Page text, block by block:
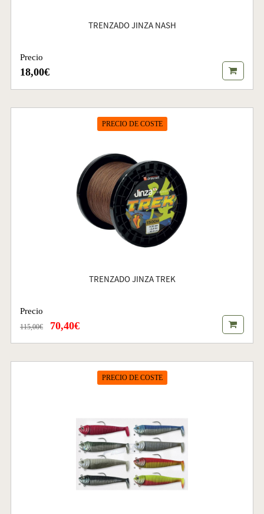
TRENZADO JINZA NASH
Precio
18,00€
PRECIO DE COSTE
TRENZADO JINZA TREK
Precio
115,00€ 70,40€
PRECIO DE COSTE